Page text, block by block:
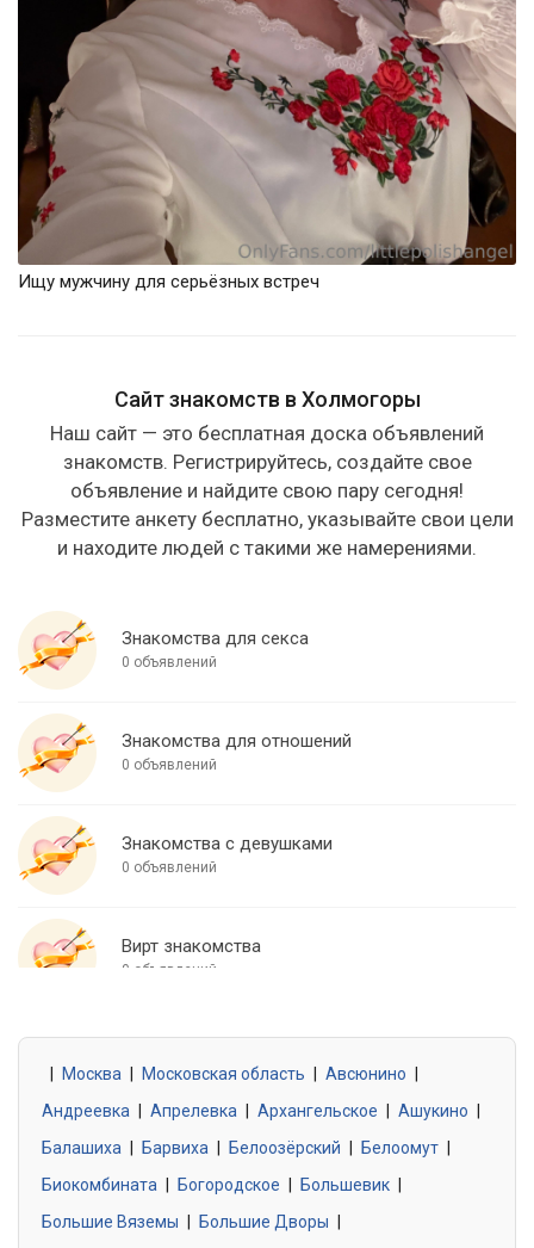
Ищу мужчину для серьёзных встреч
Сайт знакомств в Холмогоры
Наш сайт — это бесплатная доска объявлений
знакомств. Регистрируйтесь, создайте свое
объявление и найдите свою пару сегодня!
Разместите анкету бесплатно, указывайте свои цели
и находите людей с такими же намерениями.
Знакомства для секса
0 объявлений
Знакомства для отношений
0 объявлений
Знакомства с девушками
0 объявлений
Вирт знакомства
0 объявлений
0 объявлений
Знакомства без обязательств
0 объявлений
Москва Московская область Авсюнино
Андреевка
Апрелевка Архангельское Ашукино
Балашиха
Барвиха Белоозёрский Белоомут
Биокомбината
Богородское Большевик
Большие Вяземы
Большие Дворы